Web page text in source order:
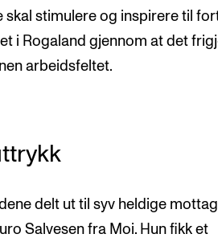
skal stimulere og inspirere til
i Rogaland gjennom at det
arbeidsfeltet.
delt ut til syv heldige
Salvesen fra Moi. Hun fikk et